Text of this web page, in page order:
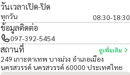
วันเวลาเปิด-ปิด
ทุกวัน 08:30-18:30
ข้อมูลติดต่อ
097-392-5454
สถานที่ ดูเพิ่มเติม
249 เกาะตาเทพ บางม่วง อำเภอเมือง
นครสวรรค์ นครสวรรค์ 60000 ประเทศไทย